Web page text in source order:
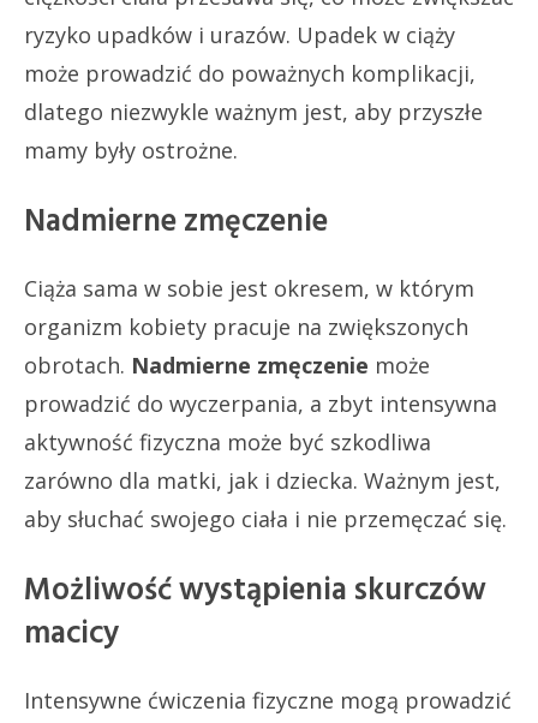
ryzyko upadków i urazów. Upadek w ciąży
może prowadzić do poważnych komplikacji,
dlatego niezwykle ważnym jest, aby przyszłe
mamy były ostrożne.
Nadmierne zmęczenie
Ciąża sama w sobie jest okresem, w którym
organizm kobiety pracuje na zwiększonych
obrotach. Nadmierne zmęczenie może
prowadzić do wyczerpania, a zbyt intensywna
aktywność fizyczna może być szkodliwa
zarówno dla matki, jak i dziecka. Ważnym jest,
aby słuchać swojego ciała i nie przemęczać się.
Możliwość wystąpienia skurczów
macicy
Intensywne ćwiczenia fizyczne mogą prowadzić